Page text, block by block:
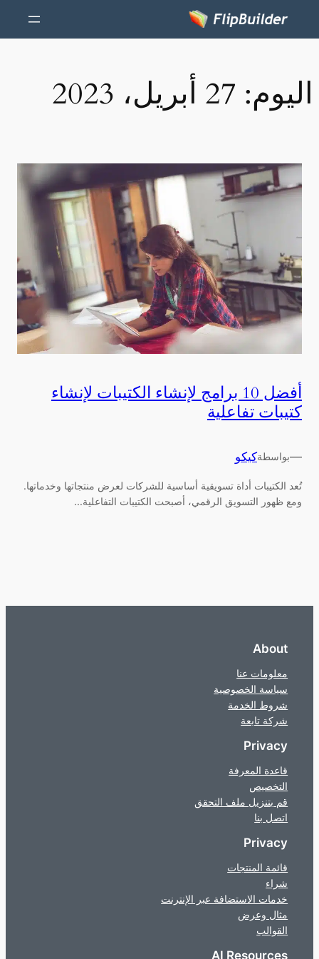
اليوم: 27 أبريل، 2023
أفضل 10 برامج لإنشاء الكتيبات لإنشاء
كتيبات تفاعلية
—بواسطةكيكو
تُعد الكتيبات أداة تسويقية أساسية للشركات لعرض منتجاتها وخدماتها.
ومع ظهور التسويق الرقمي، أصبحت الكتيبات التفاعلية...
About
معلومات عنا
سياسة الخصوصية
شروط الخدمة
شركة تابعة
Privacy
قاعدة المعرفة
التخصيص
قم بتنزيل ملف التحقق
اتصل بنا
Privacy
قائمة المنتجات
شراء
خدمات الاستضافة عبر الإنترنت
مثال وعرض
القوالب
AI Resources